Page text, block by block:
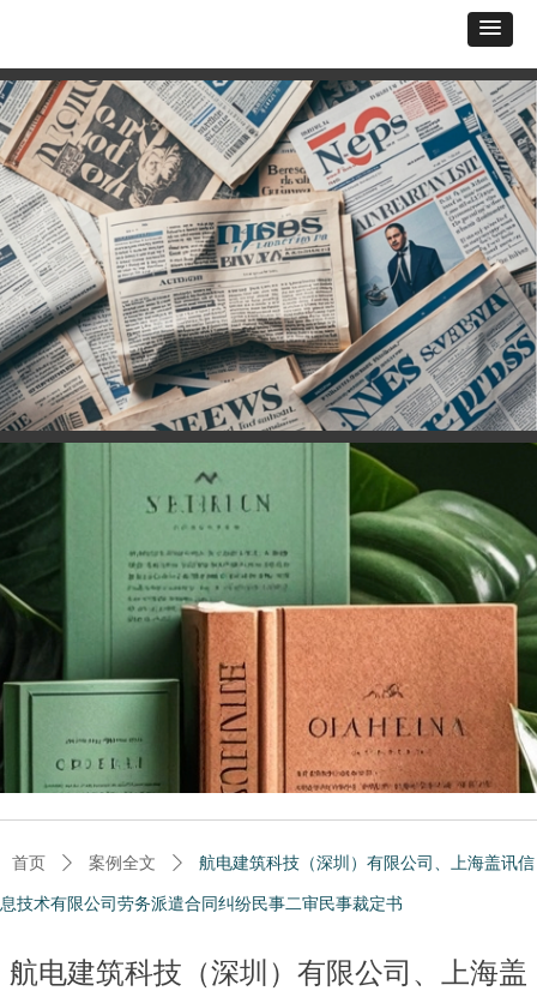
航电建筑科技（深圳）有限公司、上海盖
首页 ꄲ 案例全文 ꄲ 航电建筑科技（深圳）有限公司、上海盖讯信
息技术有限公司劳务派遣合同纠纷民事二审民事裁定书